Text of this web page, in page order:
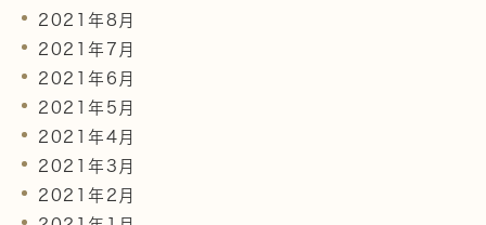
2021年8月
2021年7月
2021年6月
2021年5月
2021年4月
2021年3月
2021年2月